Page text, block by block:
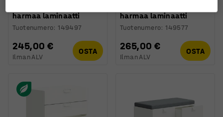
harmaa laminaatti
Tuotenumero:149497
245,00 €
Ilman ALV
OSTA
harmaa laminaatti
Tuotenumero:149577
265,00 €
Ilman ALV
OSTA